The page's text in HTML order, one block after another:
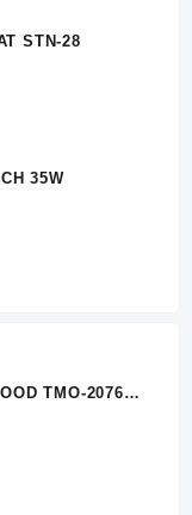
STN-28
35W
TMO-2076